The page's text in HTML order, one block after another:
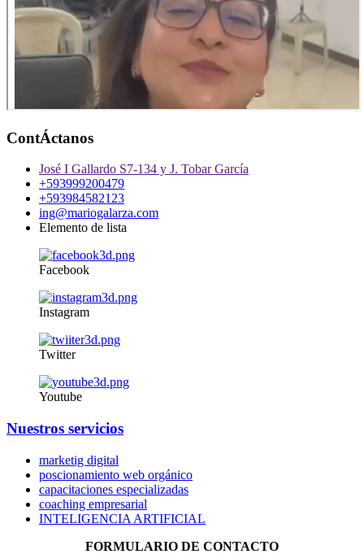
ContÁctanos
José I Gallardo S7-134 y J. Tobar García
+593999200479
+593984582123
ing@mariogalarza.com
Elemento de lista
Facebook
Instagram
Twitter
Youtube
Nuestros servicios
marketig digital
poscionamiento web orgánico
capacitaciones especializadas
coaching empresarial
INTELIGENCIA ARTIFICIAL
FORMULARIO DE CONTACTO